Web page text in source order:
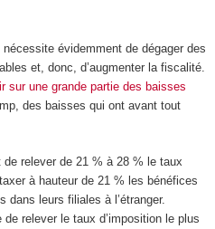
évidemment de dégager des
et, donc, d’augmenter la fiscalité.
sur une grande partie des baisses
des baisses qui ont avant tout
relever de 21 % à 28 % le taux
à hauteur de 21 % les bénéfices
leurs filiales à l’étranger.
relever le taux d’imposition le plus